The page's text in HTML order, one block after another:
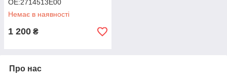
OE:2714513E00
Немає в наявності
1 200 ₴
Про нас